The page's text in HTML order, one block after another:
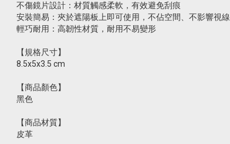
不傷鏡片設計：材質觸感柔軟，有效避免刮痕
安裝簡易：夾於遮陽板上即可使用，不佔空間、不影響視線
輕巧耐用：高韌性材質，耐用不易變形
【規格尺寸】
8.5x5x3.5 cm
【商品顏色】
黑色
【商品材質】
皮革